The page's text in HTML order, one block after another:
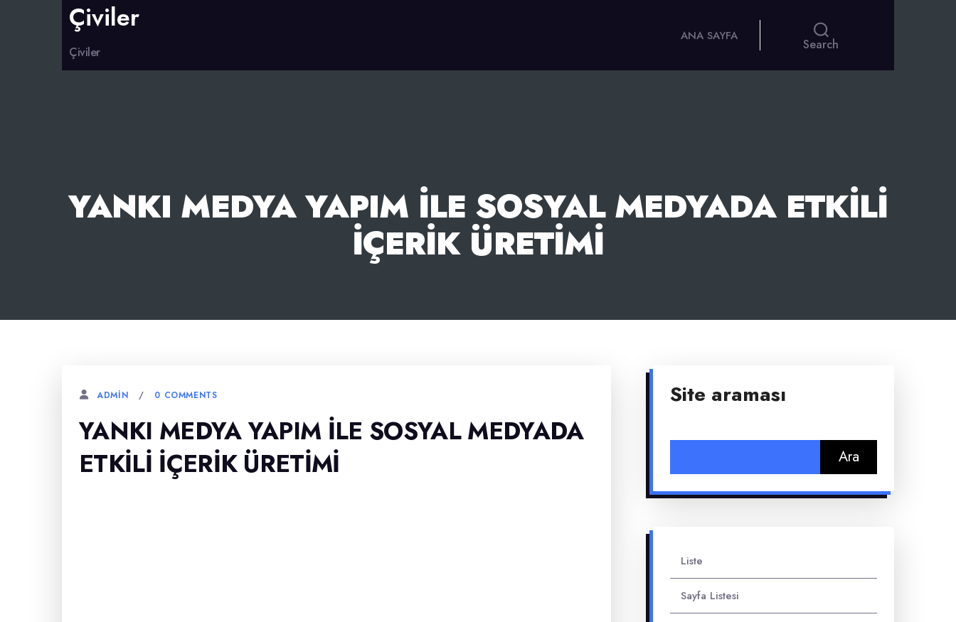
Çiviler
Çiviler
ANA SAYFA
Search
YANKI MEDYA YAPIM İLE SOSYAL MEDYADA ETKILI
İÇERIK ÜRETIMI
ADMIN 0 COMMENTS
YANKI MEDYA YAPIM İLE SOSYAL MEDYADA
ETKILI İÇERIK ÜRETIMI
Site araması
Liste
Sayfa Listesi